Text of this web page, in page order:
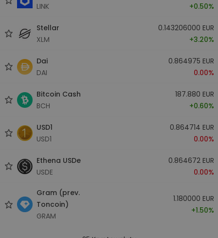
LINK
+0.50%
Stellar
XLM
0.143206000 EUR
+3.20%
Dai
DAI
0.864975 EUR
0.00%
Bitcoin Cash
BCH
187.880 EUR
+0.60%
USD1
USD1
0.864714 EUR
0.00%
Ethena USDe
USDE
0.864672 EUR
0.00%
Gram (prev.
Toncoin)
GRAM
1.180000 EUR
+1.50%